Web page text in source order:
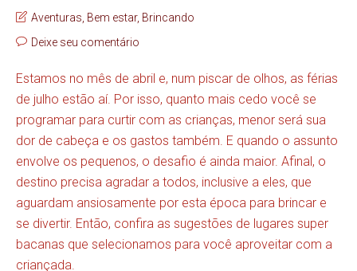
Aventuras Bem estar, Brincando
Deixe seu comentário
Estamos no mês de abril e, num piscar de olhos, as férias
de julho estão aí. Por isso, quanto mais cedo você se
programar para curtir com as crianças, menor será sua
dor de cabeça e os gastos também. E quando o assunto
envolve os pequenos, o desafio é ainda maior. Afinal, o
destino precisa agradar a todos, inclusive a eles, que
aguardam ansiosamente por esta época para brincar e
se divertir. Então, confira as sugestões de lugares super
bacanas que selecionamos para você aproveitar com a
criançada.